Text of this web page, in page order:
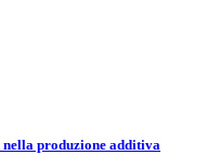
produzione additiva